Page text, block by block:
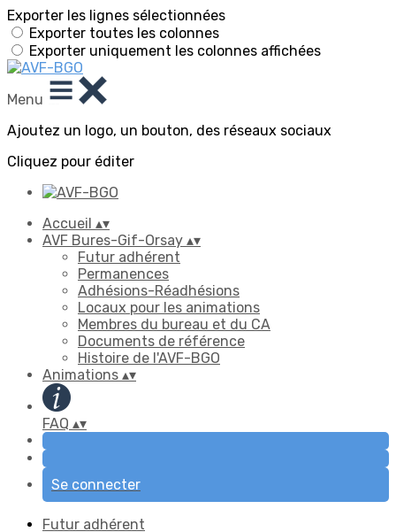
Exporter les lignes sélectionnées
Exporter toutes les colonnes
Exporter uniquement les colonnes affichées
Menu
Ajoutez un logo, un bouton, des réseaux sociaux
Cliquez pour éditer
Accueil ▴▾
AVF Bures-Gif-Orsay ▴▾
Futur adhérent
Permanences
Adhésions-Réadhésions
Locaux pour les animations
Membres du bureau et du CA
Documents de référence
Histoire de l'AVF-BGO
Animations ▴▾
FAQ ▴▾
Se connecter
Futur adhérent